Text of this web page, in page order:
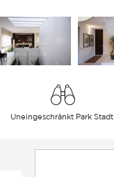
Uneingeschränkt Park Stadt